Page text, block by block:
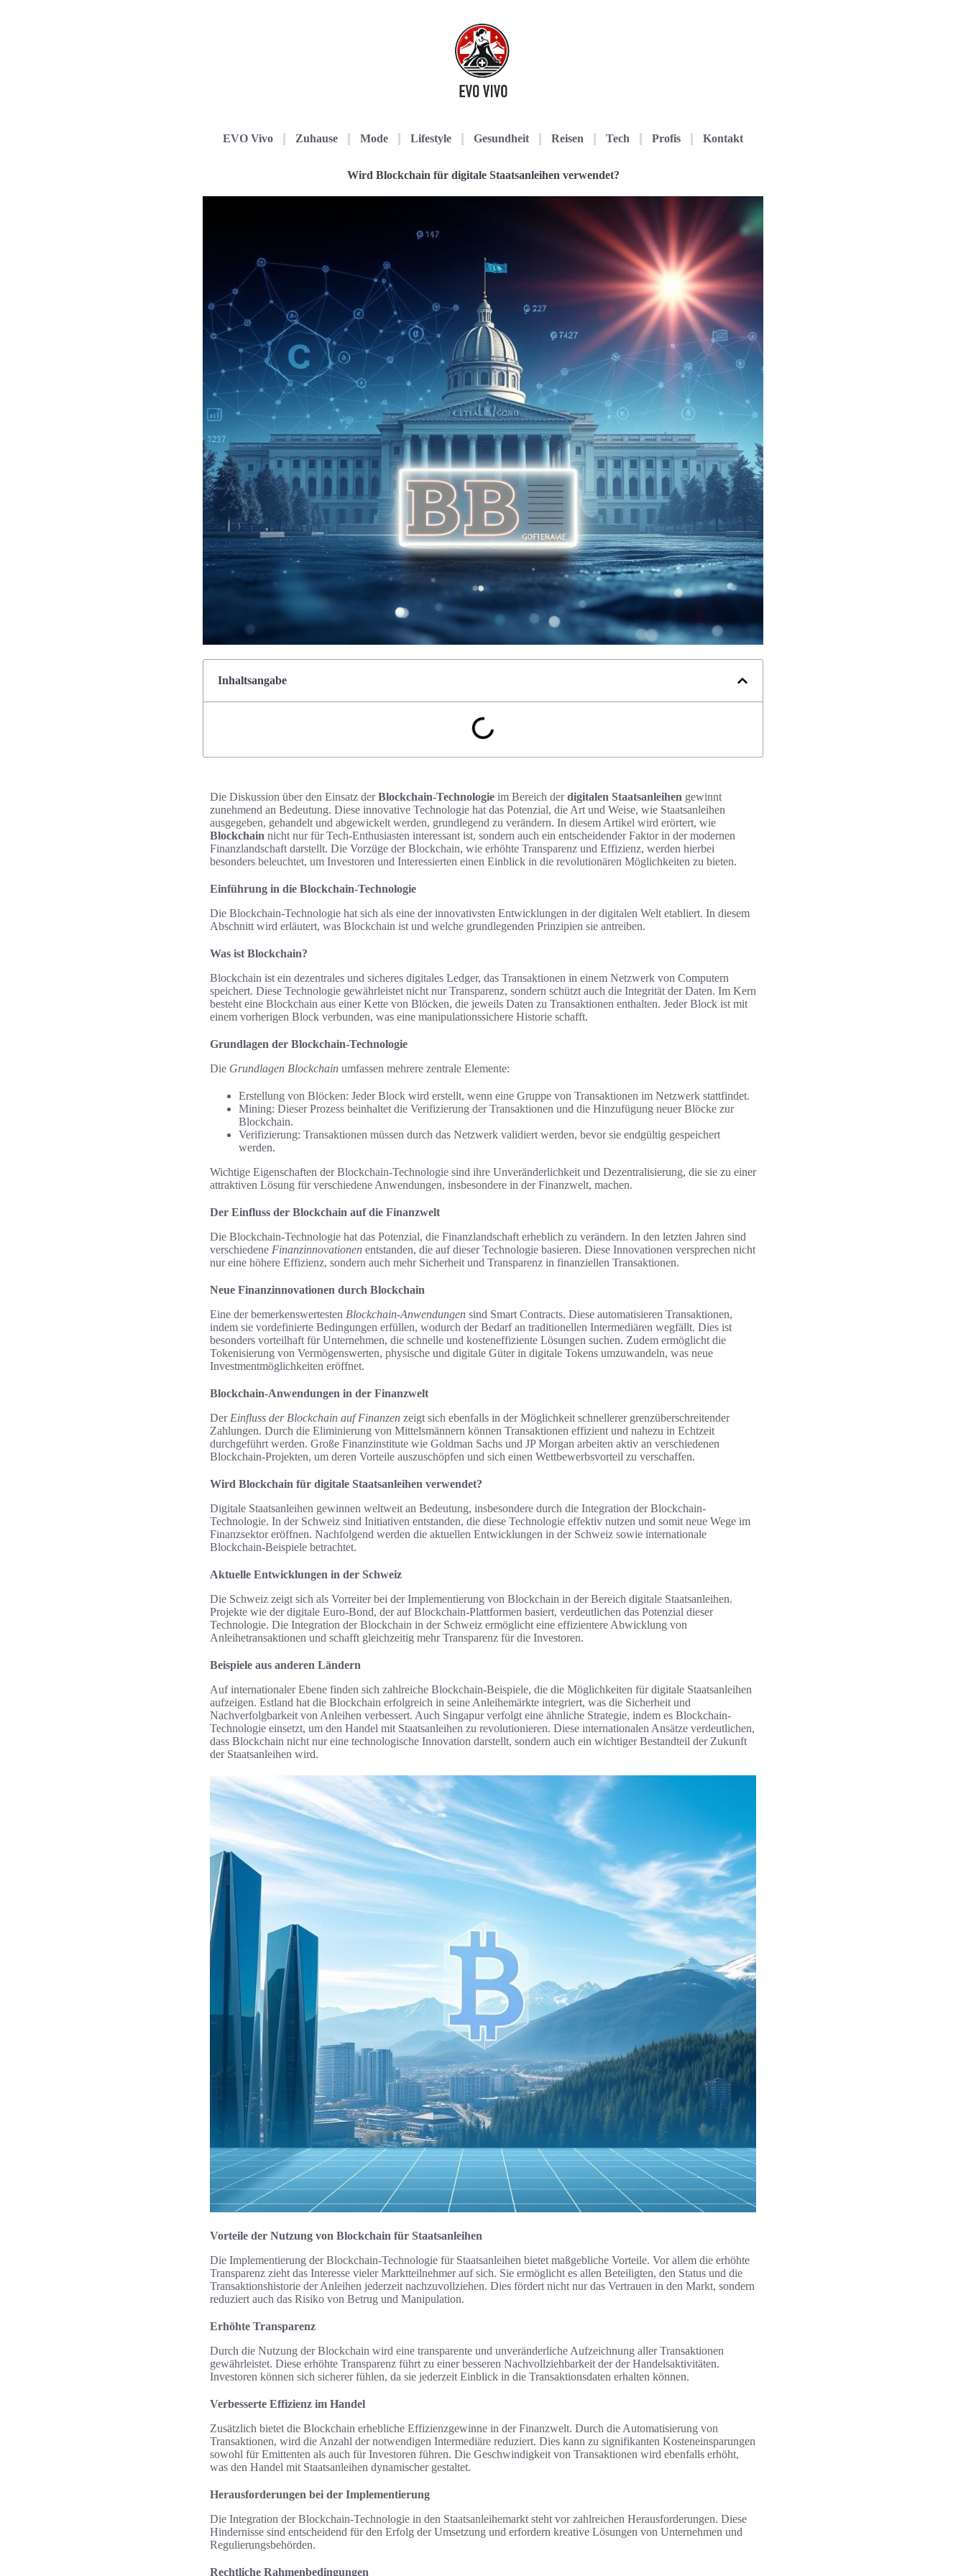
EVO Vivo Zuhause Mode Lifestyle Gesundheit Reisen Tech Profis Kontakt
Wird Blockchain für digitale Staatsanleihen verwendet?
Inhaltsangabe
Die Diskussion über den Einsatz derBlockchain-Technologie im Bereich derdigitalen Staatsanleihen gewinnt
zunehmend an Bedeutung. Diese innovative Technologie hat das Potenzial, die Art und Weise, wie Staatsanleihen
ausgegeben, gehandelt und abgewickelt werden, grundlegend zu verändern. In diesem Artikel wird erörtert, wie
Blockchain nicht nur für Tech-Enthusiasten interessant ist, sondern auch ein entscheidender Faktor in der modernen
Finanzlandschaft darstellt. Die Vorzüge der Blockchain, wie erhöhte Transparenz und Effizienz, werden hierbei
besonders beleuchtet, um Investoren und Interessierten einen Einblick in die revolutionären Möglichkeiten zu bieten.
Einführung in die Blockchain-Technologie
Die Blockchain-Technologie hat sich als eine der innovativsten Entwicklungen in der digitalen Welt etabliert. In diesem
Abschnitt wird erläutert, was Blockchain ist und welche grundlegenden Prinzipien sie antreiben.
Was ist Blockchain?
Blockchain ist ein dezentrales und sicheres digitales Ledger, das Transaktionen in einem Netzwerk von Computern
speichert. Diese Technologie gewährleistet nicht nur Transparenz, sondern schützt auch die Integrität der Daten. Im Kern
besteht eine Blockchain aus einer Kette von Blöcken, die jeweils Daten zu Transaktionen enthalten. Jeder Block ist mit
einem vorherigen Block verbunden, was eine manipulationssichere Historie schafft.
Grundlagen der Blockchain-Technologie
Die Grundlagen Blockchain umfassen mehrere zentrale Elemente:
Erstellung von Blöcken: Jeder Block wird erstellt, wenn eine Gruppe von Transaktionen im Netzwerk stattfindet.
Mining: Dieser Prozess beinhaltet die Verifizierung der Transaktionen und die Hinzufügung neuer Blöcke zur
Blockchain.
Verifizierung: Transaktionen müssen durch das Netzwerk validiert werden, bevor sie endgültig gespeichert
werden.
Wichtige Eigenschaften der Blockchain-Technologie sind ihre Unveränderlichkeit und Dezentralisierung, die sie zu einer
attraktiven Lösung für verschiedene Anwendungen, insbesondere in der Finanzwelt, machen.
Der Einfluss der Blockchain auf die Finanzwelt
Die Blockchain-Technologie hat das Potenzial, die Finanzlandschaft erheblich zu verändern. In den letzten Jahren sind
verschiedene Finanzinnovationen entstanden, die auf dieser Technologie basieren. Diese Innovationen versprechen nicht
nur eine höhere Effizienz, sondern auch mehr Sicherheit und Transparenz in finanziellen Transaktionen.
Neue Finanzinnovationen durch Blockchain
Eine der bemerkenswertesten Blockchain-Anwendungen sind Smart Contracts. Diese automatisieren Transaktionen,
indem sie vordefinierte Bedingungen erfüllen, wodurch der Bedarf an traditionellen Intermediären wegfällt. Dies ist
besonders vorteilhaft für Unternehmen, die schnelle und kosteneffiziente Lösungen suchen. Zudem ermöglicht die
Tokenisierung von Vermögenswerten, physische und digitale Güter in digitale Tokens umzuwandeln, was neue
Investmentmöglichkeiten eröffnet.
Blockchain-Anwendungen in der Finanzwelt
Der Einfluss der Blockchain auf Finanzen zeigt sich ebenfalls in der Möglichkeit schnellerer grenzüberschreitender
Zahlungen. Durch die Eliminierung von Mittelsmännern können Transaktionen effizient und nahezu in Echtzeit
durchgeführt werden. Große Finanzinstitute wie Goldman Sachs und JP Morgan arbeiten aktiv an verschiedenen
Blockchain-Projekten, um deren Vorteile auszuschöpfen und sich einen Wettbewerbsvorteil zu verschaffen.
Wird Blockchain für digitale Staatsanleihen verwendet?
Digitale Staatsanleihen gewinnen weltweit an Bedeutung, insbesondere durch die Integration der Blockchain-
Technologie. In der Schweiz sind Initiativen entstanden, die diese Technologie effektiv nutzen und somit neue Wege im
Finanzsektor eröffnen. Nachfolgend werden die aktuellen Entwicklungen in der Schweiz sowie internationale
Blockchain-Beispiele betrachtet.
Aktuelle Entwicklungen in der Schweiz
Die Schweiz zeigt sich als Vorreiter bei der Implementierung von Blockchain in der Bereich digitale Staatsanleihen.
Projekte wie der digitale Euro-Bond, der auf Blockchain-Plattformen basiert, verdeutlichen das Potenzial dieser
Technologie. Die Integration der Blockchain in der Schweiz ermöglicht eine effizientere Abwicklung von
Anleihetransaktionen und schafft gleichzeitig mehr Transparenz für die Investoren.
Beispiele aus anderen Ländern
Auf internationaler Ebene finden sich zahlreiche Blockchain-Beispiele, die die Möglichkeiten für digitale Staatsanleihen
aufzeigen. Estland hat die Blockchain erfolgreich in seine Anleihemärkte integriert, was die Sicherheit und
Nachverfolgbarkeit von Anleihen verbessert. Auch Singapur verfolgt eine ähnliche Strategie, indem es Blockchain-
Technologie einsetzt, um den Handel mit Staatsanleihen zu revolutionieren. Diese internationalen Ansätze verdeutlichen,
dass Blockchain nicht nur eine technologische Innovation darstellt, sondern auch ein wichtiger Bestandteil der Zukunft
der Staatsanleihen wird.
Vorteile der Nutzung von Blockchain für Staatsanleihen
Die Implementierung der Blockchain-Technologie für Staatsanleihen bietet maßgebliche Vorteile. Vor allem die erhöhte
Transparenz zieht das Interesse vieler Marktteilnehmer auf sich. Sie ermöglicht es allen Beteiligten, den Status und die
Transaktionshistorie der Anleihen jederzeit nachzuvollziehen. Dies fördert nicht nur das Vertrauen in den Markt, sondern
reduziert auch das Risiko von Betrug und Manipulation.
Erhöhte Transparenz
Durch die Nutzung der Blockchain wird eine transparente und unveränderliche Aufzeichnung aller Transaktionen
gewährleistet. Diese erhöhte Transparenz führt zu einer besseren Nachvollziehbarkeit der der Handelsaktivitäten.
Investoren können sich sicherer fühlen, da sie jederzeit Einblick in die Transaktionsdaten erhalten können.
Verbesserte Effizienz im Handel
Zusätzlich bietet die Blockchain erhebliche Effizienzgewinne in der Finanzwelt. Durch die Automatisierung von
Transaktionen, wird die Anzahl der notwendigen Intermediäre reduziert. Dies kann zu signifikanten Kosteneinsparungen
sowohl für Emittenten als auch für Investoren führen. Die Geschwindigkeit von Transaktionen wird ebenfalls erhöht,
was den Handel mit Staatsanleihen dynamischer gestaltet.
Herausforderungen bei der Implementierung
Die Integration der Blockchain-Technologie in den Staatsanleihemarkt steht vor zahlreichen Herausforderungen. Diese
Hindernisse sind entscheidend für den Erfolg der Umsetzung und erfordern kreative Lösungen von Unternehmen und
Regulierungsbehörden.
Rechtliche Rahmenbedingungen